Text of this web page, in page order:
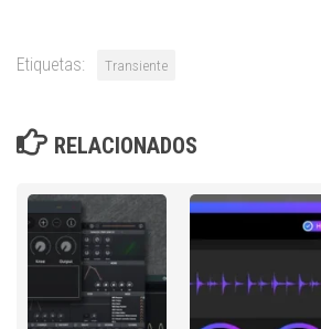
Etiquetas: Transiente
RELACIONADOS